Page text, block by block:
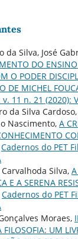
da Silva, José
DO
O PODER
DE MICHEL
v. 11 n. 21 (2020):
da Silva
Nascimento, A
Cadernos do PET
Silva,
E A SERENA
Cadernos do PET
Moraes,
FILOSOFIA: UM